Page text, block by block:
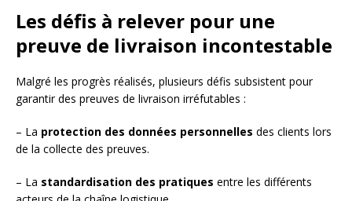
Les défis à relever pour une
preuve de livraison incontestable
Malgré les progrès réalisés, plusieurs défis subsistent pour
garantir des preuves de livraison irréfutables :
– La protection des données personnelles des clients lors
de la collecte des preuves.
– La standardisation des pratiques entre les différents